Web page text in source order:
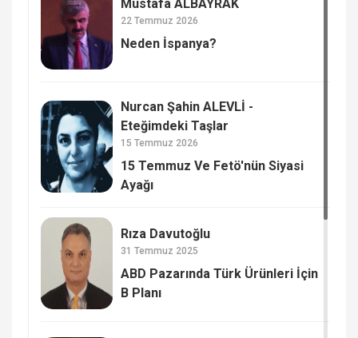
Mustafa ALBAYRAK
22 Temmuz 2026
Neden İspanya?
Nurcan Şahin ALEVLİ -
Eteğimdeki Taşlar
15 Temmuz 2026
15 Temmuz Ve Fetö'nün Siyasi
Ayağı
Rıza Davutoğlu
31 Temmuz 2025
ABD Pazarında Türk Ürünleri İçin
B Planı